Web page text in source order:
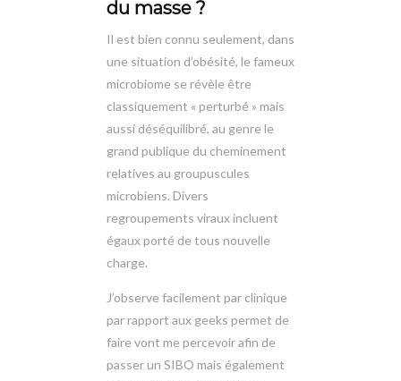
du masse ?
Il est bien connu seulement, dans
une situation d’obésité, le fameux
microbiome se révèle être
classiquement « perturbé » mais
aussi déséquilibré, au genre le
grand publique du cheminement
relatives au groupuscules
microbiens. Divers
regroupements viraux incluent
égaux porté de tous nouvelle
charge.
J’observe facilement par clinique
par rapport aux geeks permet de
faire vont me percevoir afin de
passer un SIBO mais également